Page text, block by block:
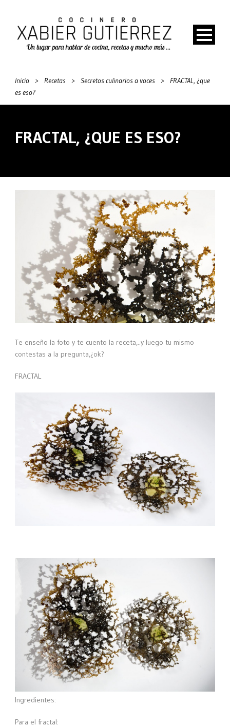
Inicio > Recetas > Secretos culinarios a voces >
FRACTAL, ¿que
es eso?
FRACTAL, ¿QUE ES ESO?
Te enseño la foto y te cuento la receta,..y luego tu mismo
contestas a la pregunta,¿ok?
FRACTAL
Ingredientes:
Para el fractal: